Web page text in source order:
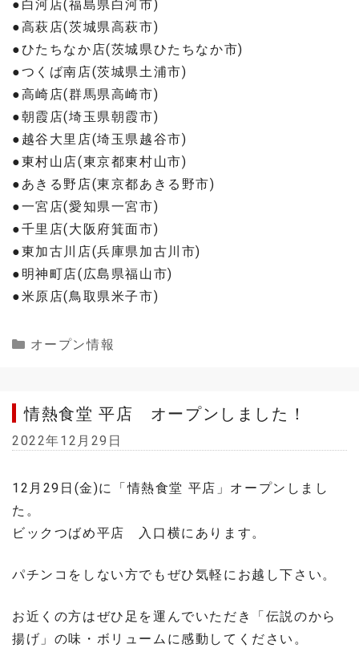
●白河店(福島県白河市)
●高萩店(茨城県高萩市)
●ひたちなか店(茨城県ひたちなか市)
●つくば南店(茨城県土浦市)
●高崎店(群馬県高崎市)
●朝霞店(埼玉県朝霞市)
●越谷大里店(埼玉県越谷市)
●東村山店(東京都東村山市)
●あきる野店(東京都あきる野市)
●一宮店(愛知県一宮市)
●千里店(大阪府箕面市)
●東加古川店(兵庫県加古川市)
●明神町店(広島県福山市)
●米原店(鳥取県米子市)
Categories
オープン情報
情熱食堂 平店 オープンしました！
2022年12月29日
12月29日(金)に「情熱食堂 平店」オープンしまし
た。
ビックつばめ平店 入口横にあります。
パチンコをしない方でもぜひ気軽にお越し下さい。
お近くの方はぜひ足を運んでいただき「伝説のから
揚げ」の味・ボリュームに感動してください。